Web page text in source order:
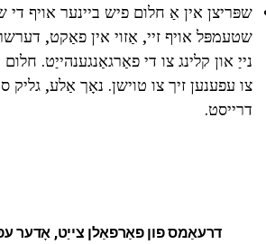
שפּריצן אין אַ חלום פיש ביינער אויף
שטעמפּל אויף זיי, אַזוי אין פאַקט,
נייַ און קלינג צו די פאַרגאַנגענהייַט. חלום
צו עפענען זיך צו טוישן. נאָך אַלע, גליק
דרייסט.
דרעאַמס פון פאַרפאַלן צייַט, אָדער